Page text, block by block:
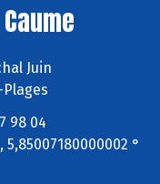
Juin
98 04
°